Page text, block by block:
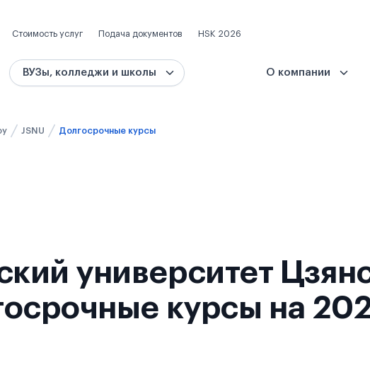
Стоимость услуг Подача документов HSK 2026
ВУЗы, колледжи и школы О компании
JSNU Долгосрочные курсы
университет
курсы на